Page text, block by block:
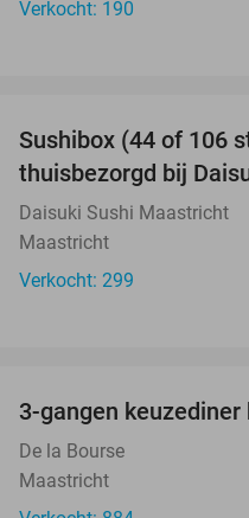
Verkocht: 190
Sushibox (44 of 106
thuisbezorgd bij
Daisuki Sushi Maastricht
Maastricht
Verkocht: 299
3-gangen keuzediner
De la Bourse
Maastricht